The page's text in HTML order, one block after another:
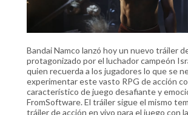
Bandai Namco lanzó hoy un nuevo tráiler
protagonizado por el luchador campeón
quien recuerda a los jugadores lo que se
experimentar este vasto RPG de acción
característico de juego desafiante y
FromSoftware. El tráiler sigue el mismo
tráiler de acción en vivo para el juego con